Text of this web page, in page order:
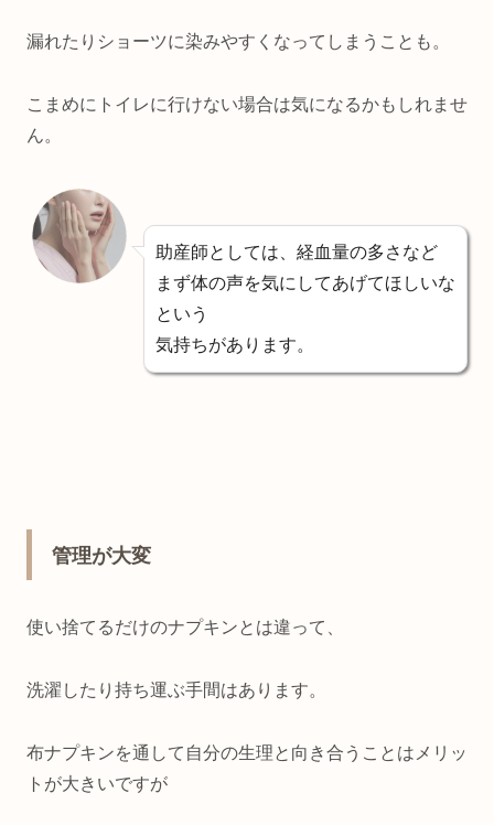
漏れたりショーツに染みやすくなってしまうことも。
こまめにトイレに行けない場合は気になるかもしれませ
ん。
助産師としては、経血量の多さなど
まず体の声を気にしてあげてほしいな
という
気持ちがあります。
管理が大変
使い捨てるだけのナプキンとは違って、
洗濯したり持ち運ぶ手間はあります。
布ナプキンを通して自分の生理と向き合うことはメリッ
トが大きいですが